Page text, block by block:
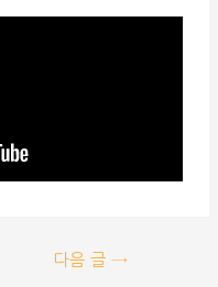
다음 글→